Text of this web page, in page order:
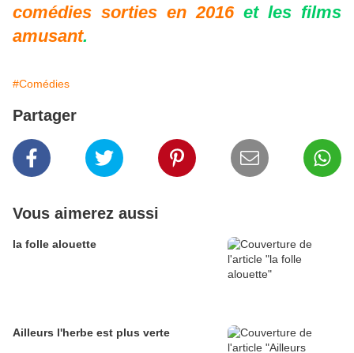
comédies sorties en 2016et les films
amusant.
#Comédies
Partager
Vous aimerez aussi
la folle alouette
Ailleurs l'herbe est plus verte